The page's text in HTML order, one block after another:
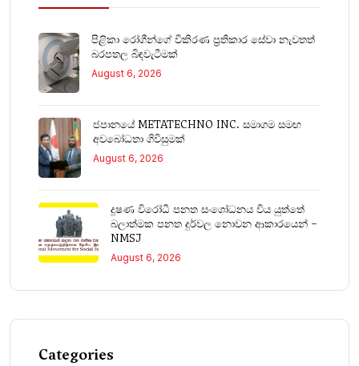
පිළිකා රෝගීන්ගේ විකිරණ ප්‍රතිකාර සේවා නැවතත්
බරපතල බිඳවැටීමක්
August 6, 2026
ජපානයේ METATECHNO INC. සමාගම සමඟ
අවබෝධතා ගිවිසුමක්
August 6, 2026
දූෂණ විරෝධී පනත සංශෝධනය විය යුත්තේ
බලාත්මක පනත දුර්වල නොවන ආකාරයෙන් –
NMSJ
August 6, 2026
Categories